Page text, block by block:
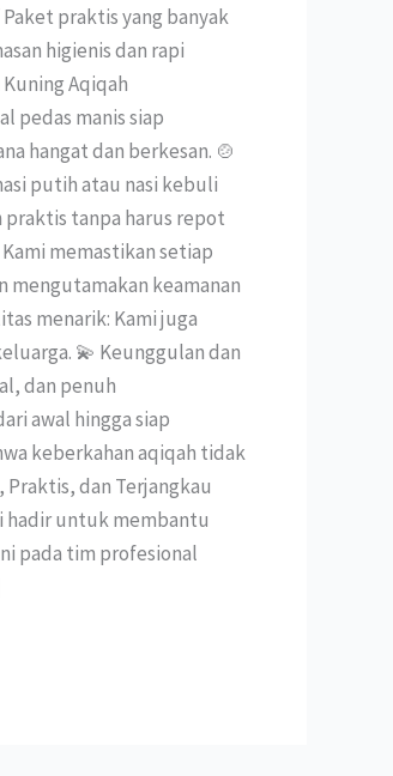
praktis yang banyak
higienis dan rapi
Aqiqah
pedas manis siap
hangat dan berkesan. 🍲
putih atau nasi kebuli
praktis tanpa harus repot
memastikan setiap
mengutamakan keamanan
menarik: Kami juga
💫 Keunggulan dan
dan penuh
awal hingga siap
keberkahan aqiqah tidak
dan Terjangkau
hadir untuk membantu
pada tim profesional